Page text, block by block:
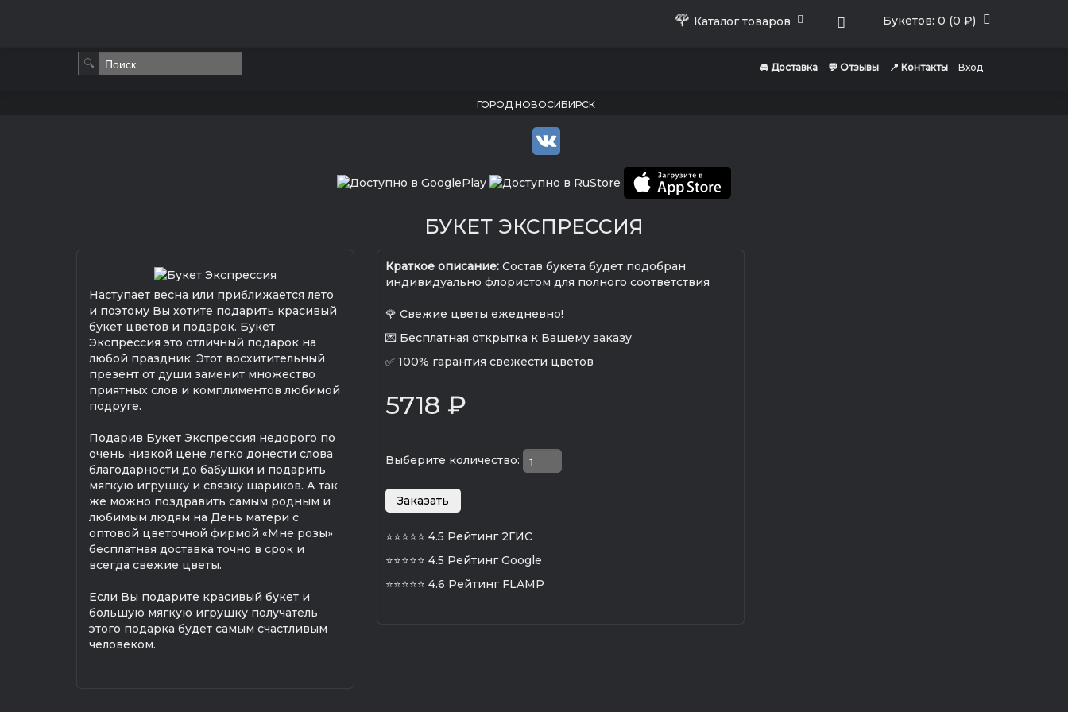
Букетов: 0 (0 ₽)
🌹 Каталог товаров
🚘 Доставка 💬 Отзывы 📍 Контакты Вход
🔍
ГОРОД НОВОСИБИРСК
БУКЕТ ЭКСПРЕССИЯ
Наступает весна или приближается лето
и поэтому Вы хотите подарить красивый
букет цветов и подарок. Букет
Экспрессия это отличный подарок на
любой праздник. Этот восхитительный
презент от души заменит множество
приятных слов и комплиментов любимой
подруге.
Подарив Букет Экспрессия недорого по
очень низкой цене легко донести слова
благодарности до бабушки и подарить
мягкую игрушку и связку шариков. А так
же можно поздравить самым родным и
любимым людям на День матери с
оптовой цветочной фирмой «Мне розы»
бесплатная доставка точно в срок и
всегда свежие цветы.
Если Вы подарите красивый букет и
большую мягкую игрушку получатель
этого подарка будет самым счастливым
человеком.
Краткое описание:Состав букета будет подобран
индивидуально флористом для полного соответствия
🌹 Свежие цветы ежедневно!
💌 Бесплатная открытка к Вашему заказу
✅ 100% гарантия свежести цветов
5718 ₽
Выберите количество:
⭐⭐⭐⭐⭐ 4.5 Рейтинг 2ГИС
⭐⭐⭐⭐⭐ 4.5 Рейтинг Google
⭐⭐⭐⭐⭐ 4.6 Рейтинг FLAMP